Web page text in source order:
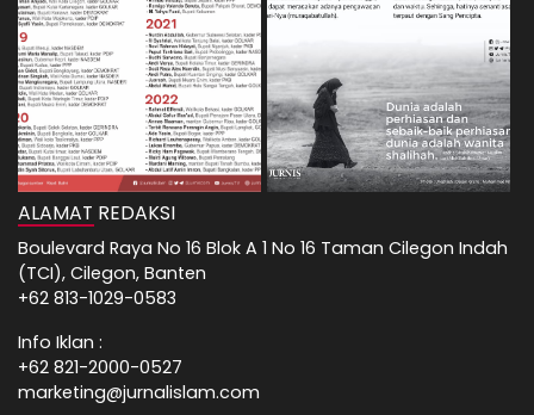
ALAMAT REDAKSI
Boulevard Raya No 16 Blok A 1 No 16 Taman Cilegon Indah
(TCI), Cilegon, Banten
+62 813-1029-0583
Info Iklan :
+62 821-2000-0527
marketing@jurnalislam.com